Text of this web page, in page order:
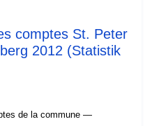
comptes St. Peter
2012 (Statistik
de la commune —